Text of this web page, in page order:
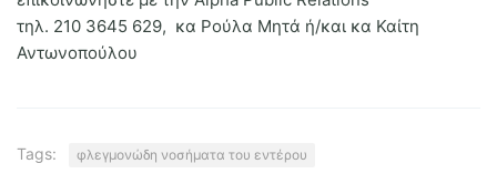
τηλ. 210 3645 629, κα Ρούλα Μητά ή/και κα Καίτη
Αντωνοπούλου
Tags: φλεγμονώδη νοσήματα του εντέρου